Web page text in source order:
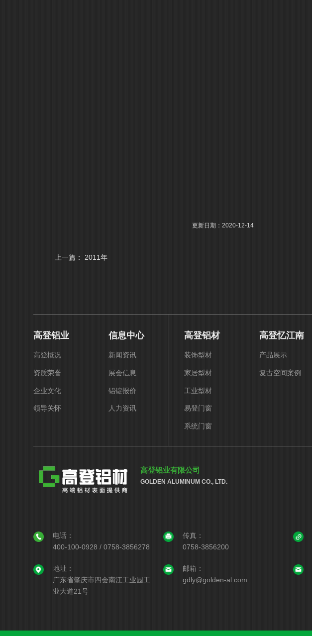
更新日期：2020-12-14
上一篇： 2011年
高登铝业
高登概况
资质荣誉
企业文化
领导关怀
信息中心
新闻资讯
展会信息
铝锭报价
人力资讯
高登铝材
装饰型材
家居型材
工业型材
易登门窗
系统门窗
高登忆江南
产品展示
复古空间案例
高登铝业有限公司
GOLDEN ALUMINUM CO., LTD.
电话：
400-100-0928 / 0758-3856278
传真：
0758-3856200
地址：
广东省肇庆市四会南江工业园工
业大道21号
邮箱：
gdly@golden-al.com